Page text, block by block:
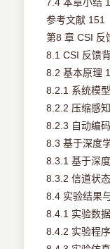
7.4 本章小结
参考文献 151
第8 章 CSI
8.1 CSI 反馈
8.2 基本原理
8.2.1 系统模
8.2.2 压缩感
8.2.3 自动编
8.3 基于深度
8.3.1 基于深
8.3.2 信道状
8.4 实验结果
8.4.1 实验数
8.4.2 实验程